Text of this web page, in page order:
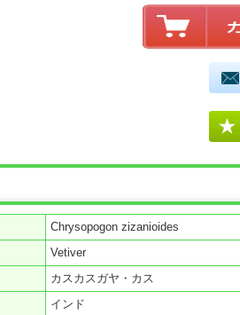
Chrysopogon zizanioides
Vetiver
カスカスガヤ・カス
インド